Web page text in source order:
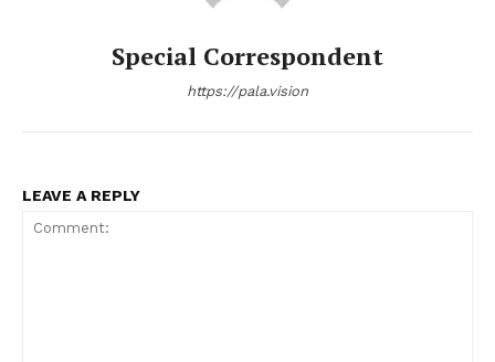
Special Correspondent
https://pala.vision
LEAVE A REPLY